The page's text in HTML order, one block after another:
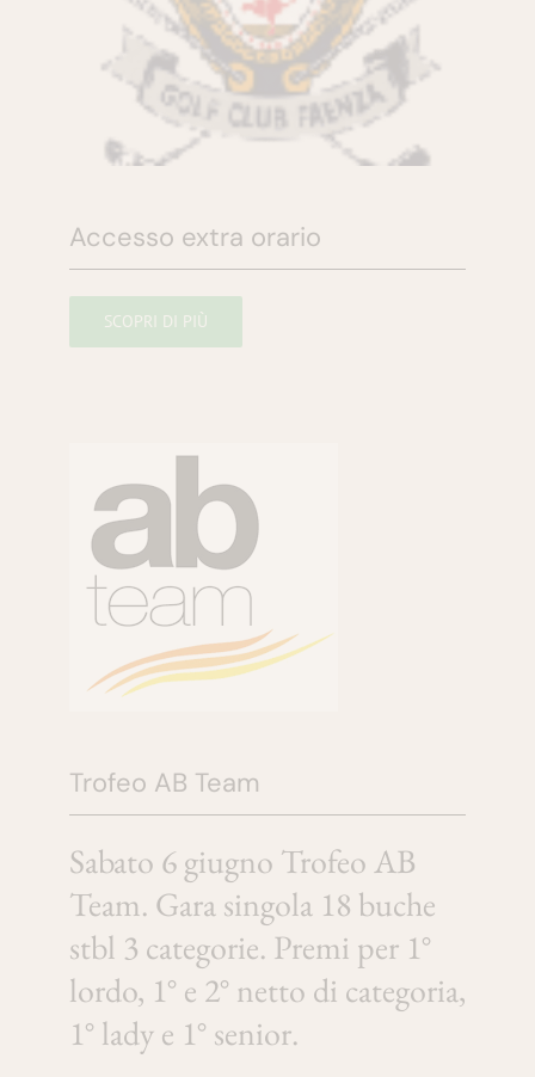
Accesso extra orario
SCOPRI DI PIÙ
Trofeo AB Team
Sabato 6 giugno Trofeo AB
Team. Gara singola 18 buche
stbl 3 categorie. Premi per 1°
lordo, 1° e 2° netto di categoria,
1° lady e 1° senior.